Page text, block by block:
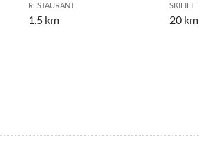
RESTAURANT
1.5 km
SKILIFT
20 km